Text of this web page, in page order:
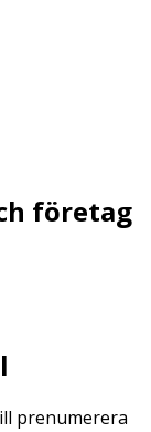
företag
prenumerera